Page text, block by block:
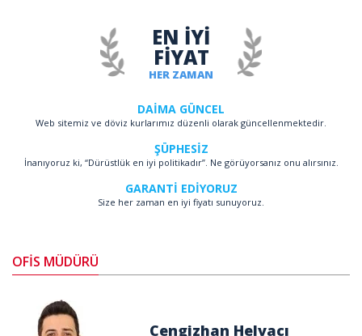
HER ZAMAN
EN İYİ
FİYAT
DAİMA GÜNCEL
Web sitemiz ve döviz kurlarımız düzenli olarak güncellenmektedir.
ŞÜPHESİZ
İnanıyoruz ki, “Dürüstlük en iyi politikadır”. Ne görüyorsanız onu alırsınız.
GARANTİ EDİYORUZ
Size her zaman en iyi fiyatı sunuyoruz.
OFİS MÜDÜRÜ
Cengizhan Helvacı